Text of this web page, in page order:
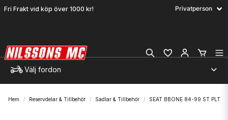
Fri Frakt vid köp över 1000 kr!
Välj fordon
Hem Reservdelar & Tillbehör Sadlar & Tillbehör SEAT BBONE 84-99 ST PLT